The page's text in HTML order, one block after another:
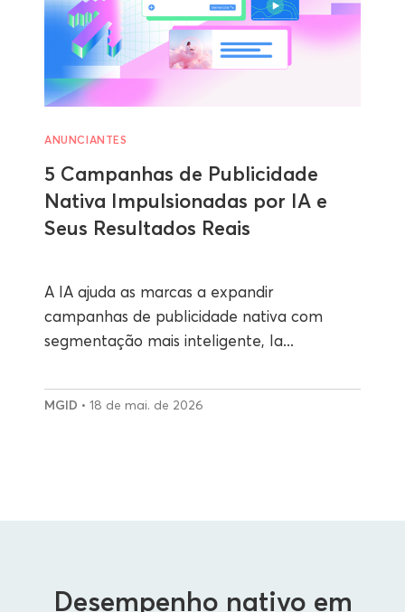
ANUNCIANTES
5 Campanhas de Publicidade
Nativa Impulsionadas por IA e
Seus Resultados Reais
A IA ajuda as marcas a expandir
campanhas de publicidade nativa com
segmentação mais inteligente, la...
MGID • 18 de mai. de 2026
Desempenho nativo em